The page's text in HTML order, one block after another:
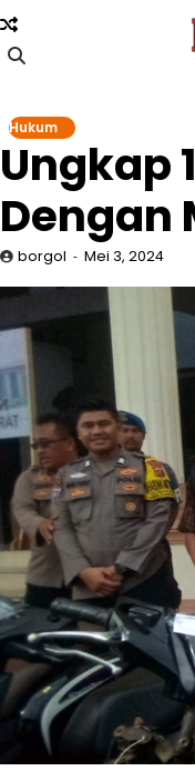
Skip
to
content
Hukum
Ungkap
Dengan
borgol Mei 3, 2024